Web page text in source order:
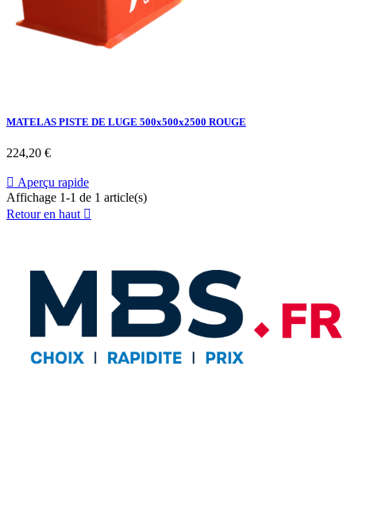
MATELAS PISTE DE LUGE 500x500x2500 ROUGE
Prix
224,20 €
 Aperçu rapide
Rouge
Affichage 1-1 de 1 article(s)
Retour en haut 